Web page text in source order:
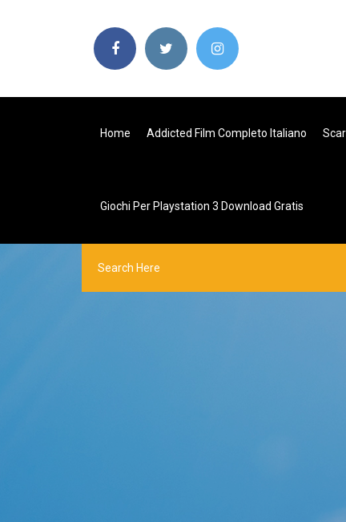
Home Addicted Film Completo Italiano
Giochi Per Playstation 3 Download Gratis